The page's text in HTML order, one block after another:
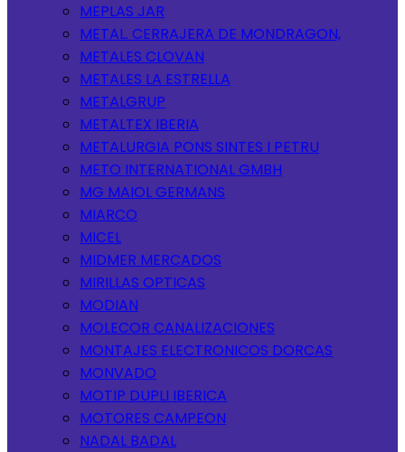
MEPLAS JAR
METAL. CERRAJERA DE MONDRAGON,
METALES CLOVAN
METALES LA ESTRELLA
METALGRUP
METALTEX IBERIA
METALURGIA PONS SINTES I PETRU
METO INTERNATIONAL GMBH
MG MAIOL GERMANS
MIARCO
MICEL
MIDMER MERCADOS
MIRILLAS OPTICAS
MODIAN
MOLECOR CANALIZACIONES
MONTAJES ELECTRONICOS DORCAS
MONVADO
MOTIP DUPLI IBERICA
MOTORES CAMPEON
NADAL BADAL